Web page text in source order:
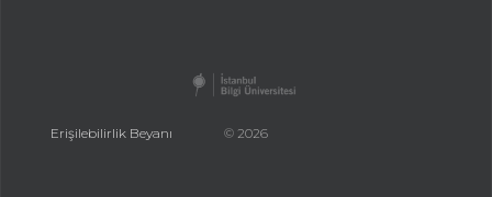
Erişilebilirlik Beyanı © 2026